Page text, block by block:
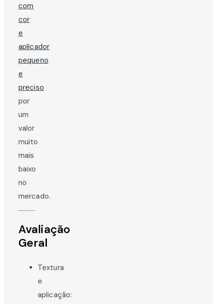
com
cor
e
aplicador
pequeno
e
preciso
por
um
valor
muito
mais
baixo
no
mercado.
Avaliação
Geral
Textura
e
aplicação: